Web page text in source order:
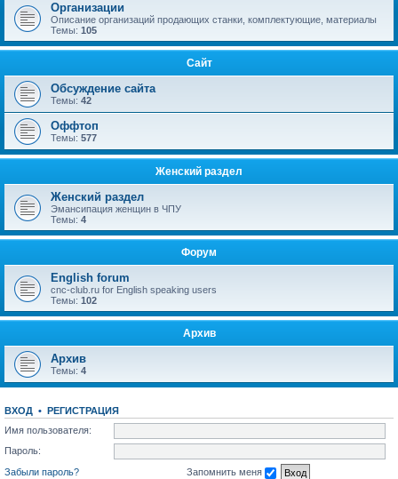
Организации
Описание организаций продающих станки, комплектующие, материалы
Темы: 105
Сайт
Обсуждение сайта
Темы: 42
Оффтоп
Темы: 577
Женский раздел
Женский раздел
Эмансипация женщин в ЧПУ
Темы: 4
Форум
English forum
cnc-club.ru for English speaking users
Темы: 102
Архив
Архив
Темы: 4
ВХОД • РЕГИСТРАЦИЯ
Имя пользователя:
Пароль:
Забыли пароль?
Запомнить меня